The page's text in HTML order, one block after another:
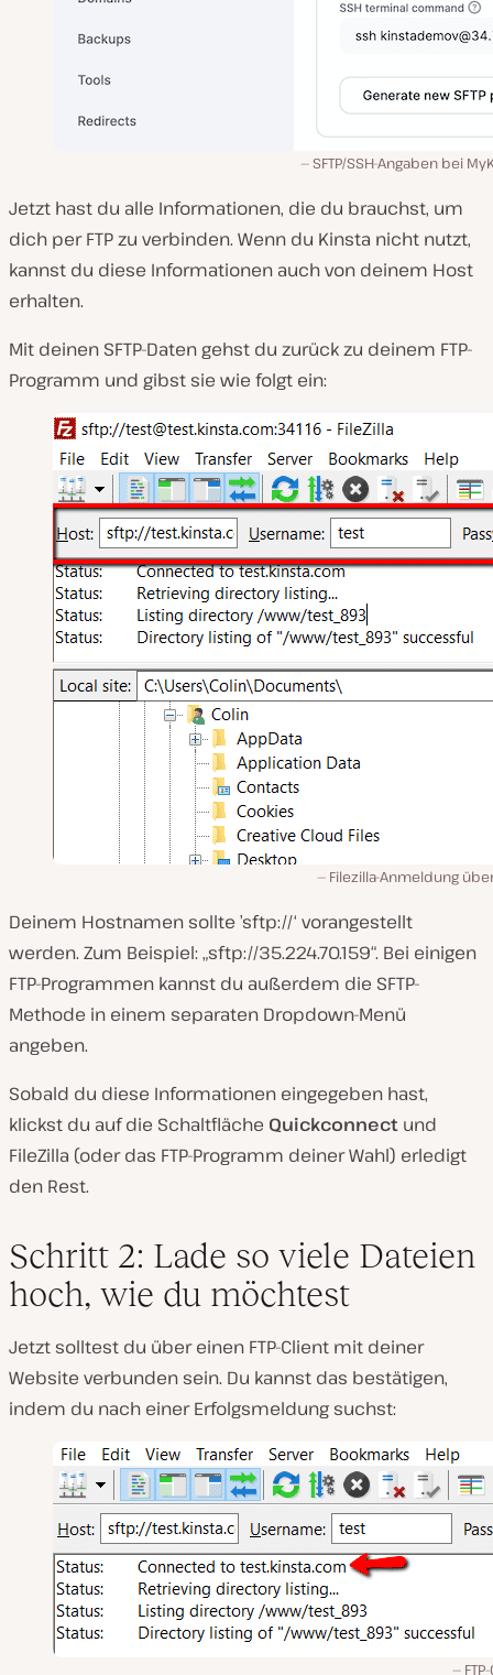
SFTP/SSH-Angaben bei
Jetzt hast du alle Informationen, die du brauchst, um
dich per FTP zu verbinden. Wenn du Kinsta nicht nutzt,
kannst du diese Informationen auch von deinem Host
erhalten.
Mit deinen SFTP-Daten gehst du zurück zu deinem FTP-
Programm und gibst sie wie folgt ein:
Filezilla-Anmeldung über
Deinem Hostnamen sollte ’sftp://‘ vorangestellt
werden. Zum Beispiel: „sftp://35.224.70.159“. Bei einigen
FTP-Programmen kannst du außerdem die SFTP-
Methode in einem separaten Dropdown-Menü
angeben.
Sobald du diese Informationen eingegeben hast,
klickst du auf die Schaltfläche Quickconnect und
FileZilla (oder das FTP-Programm deiner Wahl) erledigt
den Rest.
Schritt 2: Lade so viele Dateien
hoch, wie du möchtest
Jetzt solltest du über einen FTP-Client mit deiner
Website verbunden sein. Du kannst das bestätigen,
indem du nach einer Erfolgsmeldung suchst: